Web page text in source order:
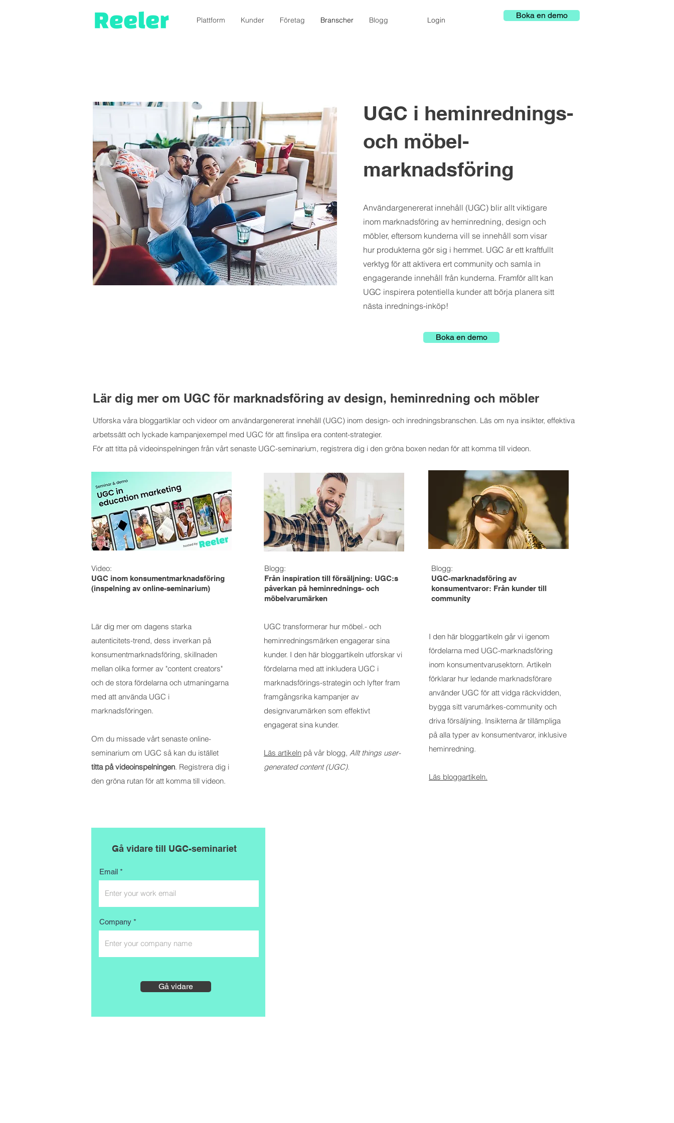
Plattform Kunder Företag Branscher Blogg Login Boka en demo
UGC i heminrednings-
och möbel-
marknadsföring
Användargenererat innehåll (UGC) blir allt viktigare
inom marknadsföring av heminredning, design och
möbler, eftersom kunderna vill se innehåll som visar
hur produkterna gör sig i hemmet. UGC är ett kraftfullt
verktyg för att aktivera ert community och samla in
engagerande innehåll från kunderna. Framför allt kan
UGC inspirera potentiella kunder att börja planera sitt
nästa inrednings-inköp!
Boka en demo
Lär dig mer om UGC för marknadsföring av design, heminredning och möbler
Utforska våra bloggartiklar och videor om användargenererat innehåll (UGC) inom design- och inredningsbranschen. Läs om nya insikter, effektiva
arbetssätt och lyckade kampanjexempel med UGC för att finslipa era content-strategier.
För att titta på videoinspelningen från vårt senaste UGC-seminarium, registrera dig i den gröna boxen nedan för att komma till videon.
Video:
UGC inom konsumentmarknadsföring
(inspelning av online-seminarium)
Lär dig mer om dagens starka
autenticitets-trend, dess inverkan på
konsumentmarknadsföring, skillnaden
mellan olika former av "content creators"
och de stora fördelarna och utmaningarna
med att använda UGC i
marknadsföringen.
Om du missade vårt senaste online-
seminarium om UGC så kan du istället
titta på videoinspelningen. Registrera dig i
den gröna rutan för att komma till videon.
Blogg:
Från inspiration till försäljning: UGC:s
påverkan på heminrednings- och
möbelvarumärken
UGC transformerar hur möbel.- och
heminredningsmärken engagerar sina
kunder. I den här bloggartikeln utforskar vi
fördelarna med att inkludera UGC i
marknadsförings-strategin och lyfter fram
framgångsrika kampanjer av
designvarumärken som effektivt
engagerat sina kunder.
Läs artikeln på vår blogg, Allt things user-
generated content (UGC).
Blogg:
UGC-marknadsföring av
konsumentvaror: Från kunder till
community
I den här bloggartikeln går vi igenom
fördelarna med UGC-marknadsföring
inom konsumentvarusektorn. Artikeln
förklarar hur ledande marknadsförare
använder UGC för att vidga räckvidden,
bygga sitt varumärkes-community och
driva försäljning. Insikterna är tillämpliga
på alla typer av konsumentvaror, inklusive
heminredning.
Läs bloggartikeln.
Gå vidare till UGC-seminariet
Email
Company
Gå vidare